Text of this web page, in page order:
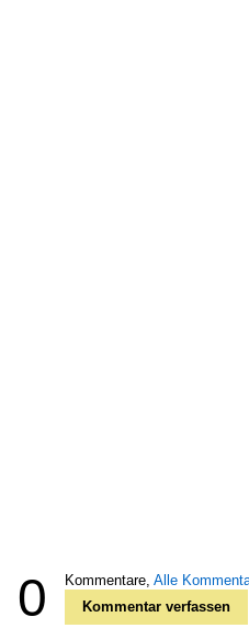
0 Kommentare, Alle
Kommentar verfassen